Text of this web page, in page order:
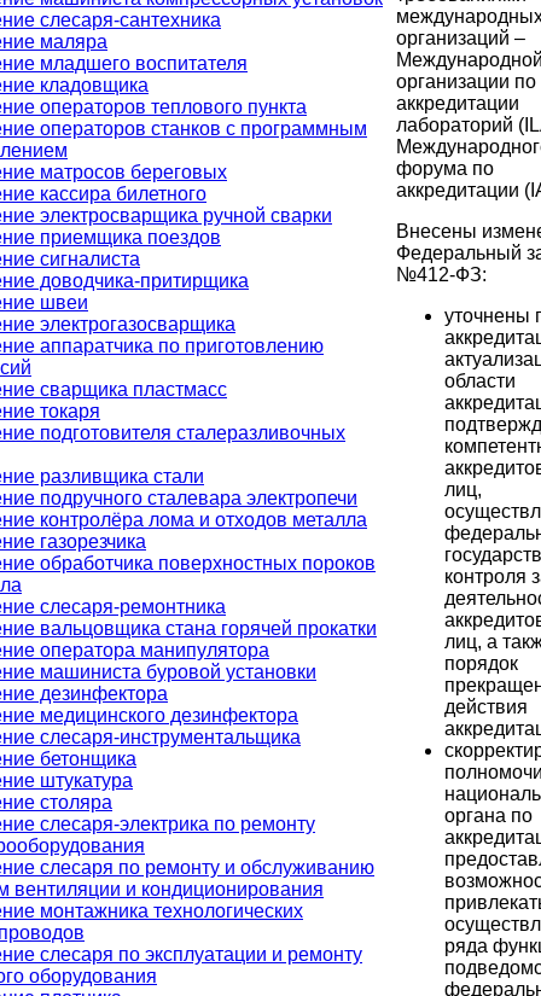
слесаря-сантехника
маляра
младшего воспитателя
кладовщика
операторов теплового пункта
операторов станков с программным
матросов береговых
кассира билетного
электросварщика ручной сварки
приемщика поездов
сигналиста
доводчика-притирщика
швеи
электрогазосварщика
аппаратчика по приготовлению
сварщика пластмасс
токаря
подготовителя сталеразливочных
разливщика стали
подручного сталевара электропечи
контролёра лома и отходов металла
газорезчика
обработчика поверхностных пороков
слесаря-ремонтника
вальцовщика стана горячей прокатки
оператора манипулятора
машиниста буровой установки
дезинфектора
медицинского дезинфектора
слесаря-инструментальщика
бетонщика
штукатура
столяра
слесаря-электрика по ремонту
слесаря по ремонту и обслуживанию
вентиляции и кондиционирования
монтажника технологических
слесаря по эксплуатации и ремонту
оборудования
организаций –
организации по
аккредитации
лабораторий
форума по
аккредитации
Внесены
Федеральный
№412-ФЗ:
уточнены
области
лиц,
контроля
лиц, а
порядок
действия
органа по
ряда